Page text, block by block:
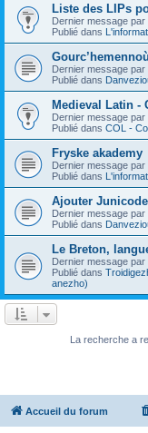
Liste des LIPs
Dernier message par
Publié dans
Dernier message par
Publié dans
Medieval Latin -
Dernier message par
Publié dans COL -
Fryske akademy
Dernier message par
Publié dans
Ajouter
Dernier message par
Publié dans
Le Breton,
Dernier message par
Publié dans
anezho)
La recherche a
Accueil du forum